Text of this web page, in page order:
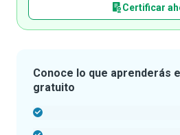
Certificar
Conoce lo que aprenderás
gratuito